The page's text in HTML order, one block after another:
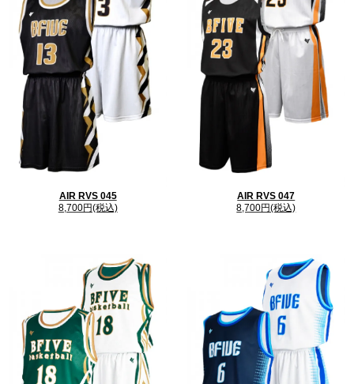
胸・背番号無料
パンツ番号無料
個人名
+700 円
ロゴマーク無料
地域名無料
納期
■納期について
ます。 商品の発送時にご連絡いたしますので、ご到
着までお待ちくださいませ。
■お支払いが銀行振込、郵便振替の場合 ご注文確定
後にお振込先のご案内をさせて頂きます。 製造はご
入金の確認が取れ次第の着手となります。 商品の発
送時にご連絡いたしますので、ご到着までお待ちく
ださいませ。
着丈 50
身幅 37
パンツ丈
（レギュラー）
34
パンツ丈
セミロング
（※旧レギュラー）
（ロング）
■メッシュライトウェイト
（スムースサイド）
表面の穴が開いていないメッシュ生地。軽量かつ昇
華プリント面が綺麗に仕上がる事が特徴となりま
す。
伸縮性も高く、試合や練習での動きやすさも重視し
ております。
素材：ポリエステル100％
カラー
以下の色を自由に組み合わせて注文が可能
AIR RVS 045
8,700円(税込)
AIR RVS 047
8,700円(税込)